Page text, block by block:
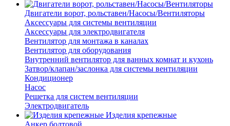
Двигатели ворот, рольставен/Насосы/Вентиляторы
Аксессуары для системы вентиляции
Аксессуары для электродвигателя
Вентилятор для монтажа в каналах
Вентилятор для оборудования
Внутренний вентилятор для ванных комнат и кухонь
Затвор/клапан/заслонка для системы вентиляции
Кондиционер
Насос
Решетка для систем вентиляции
Электродвигатель
Изделия крепежные
Анкер болтовой